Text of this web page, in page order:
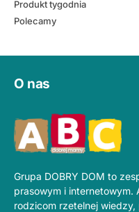
Produkt tygodnia
Polecamy
O nas
Grupa DOBRY DOM to
prasowym i internetowym.
rodzicom rzetelnej